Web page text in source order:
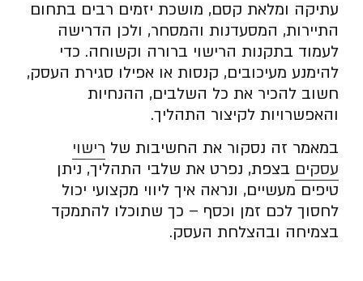
עתיקה ומלאת קסם, מושכת יזמים רבים בתחום
התיירות, המסעדנות והמסחר, ולכן הדרישה
לעמוד בתקנות הרישוי ברורה וקשוחה. כדי
להימנע מעיכובים, קנסות או אפילו סגירת העסק,
חשוב להכיר את כל השלבים, ההנחיות
והאפשרויות לקיצור התהליך.
במאמר זה נסקור את החשיבות של רישוי
עסקים בצפת, נפרט את שלבי התהליך, ניתן
טיפים מעשיים, ונראה איך ליווי מקצועי יכול
לחסוך לכם זמן וכסף – כך שתוכלו להתמקד
בצמיחה ובהצלחת העסק.